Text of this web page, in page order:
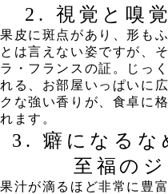
​2. 視覚と嗅
果皮に斑点があり、形も
とは言えない姿ですが、
ラ・フランスの証。じっ
れる、お部屋いっぱいに
クな強い香りが、食卓に
れます。
​3. 癖になるな
至福の
果汁が滴るほど非常に豊